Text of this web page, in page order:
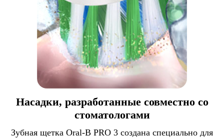
Насадки, разработанные совместно со
стоматологами
Зубная щетка Oral-B PRO 3 создана специально для